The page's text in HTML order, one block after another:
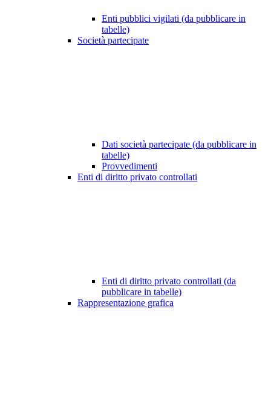
Enti pubblici vigilati (da pubblicare in
tabelle)
Società partecipate
Dati società partecipate (da pubblicare in
tabelle)
Provvedimenti
Enti di diritto privato controllati
Enti di diritto privato controllati (da
pubblicare in tabelle)
Rappresentazione grafica